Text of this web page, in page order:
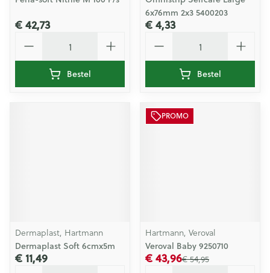
€ 42,73
Bestel
6x76mm 2x3 5400203
€ 4,33
Bestel
Dermaplast, Hartmann
Dermaplast Soft 6cmx5m
€ 11,49
PROMO
Hartmann, Veroval
Veroval Baby 9250710
€ 54,95
€ 43,96